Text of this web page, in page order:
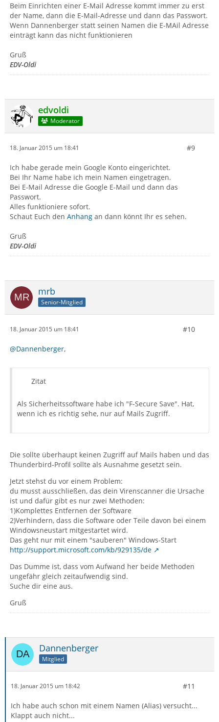
Beim Einrichten einer E-Mail Adresse kommt immer zu erst
der Name, dann die E-Mail-Adresse und dann das Passwort.
Wenn Dannenberger statt seinen Namen die E-MAil Adresse
einträgt kann das nicht funktionieren
Gruß
EDV-Oldi
edvoldi
Moderator
18. Januar 2015 um 18:41 #9
Ich habe gerade mein Google Konto eingerichtet.
Bei Ihr Name habe ich mein Namen eingetragen.
Bei E-Mail Adresse die Google E-Mail und dann das
Passwort.
Alles funktioniere sofort.
Schaut Euch den Anhang an dann könnt Ihr es sehen.
Gruß
EDV-Oldi
mrb
Senior-Mitglied
18. Januar 2015 um 18:41 #10
@Dannenberger,
Zitat
Als Sicherheitssoftware habe ich "F-Secure Save". Hat,
wenn ich es richtig sehe, nur auf Mails Zugriff.
Die sollte überhaupt keinen Zugriff auf Mails haben und das
Thunderbird-Profil sollte als Ausnahme gesetzt sein.
Jetzt stehst du vor einem Problem:
du musst ausschließen, das dein Virenscanner die Ursache
ist und dafür gibt es nur zwei Methoden:
1)Komplettes Entfernen der Software
2)Verhindern, dass die Software oder Teile davon bei einem
Windowsneustart mitgestartet wird.
Das geht nur mit einem "sauberen" Windows-Start
http://support.microsoft.com/kb/929135/de
Das Dumme ist, dass vom Aufwand her beide Methoden
ungefähr gleich zeitaufwendig sind.
Suche dir eine aus.
Gruß
Dannenberger
Mitglied
18. Januar 2015 um 18:42 #11
Ich habe auch schon mit einem Namen (Alias) versucht...
Klappt auch nicht...